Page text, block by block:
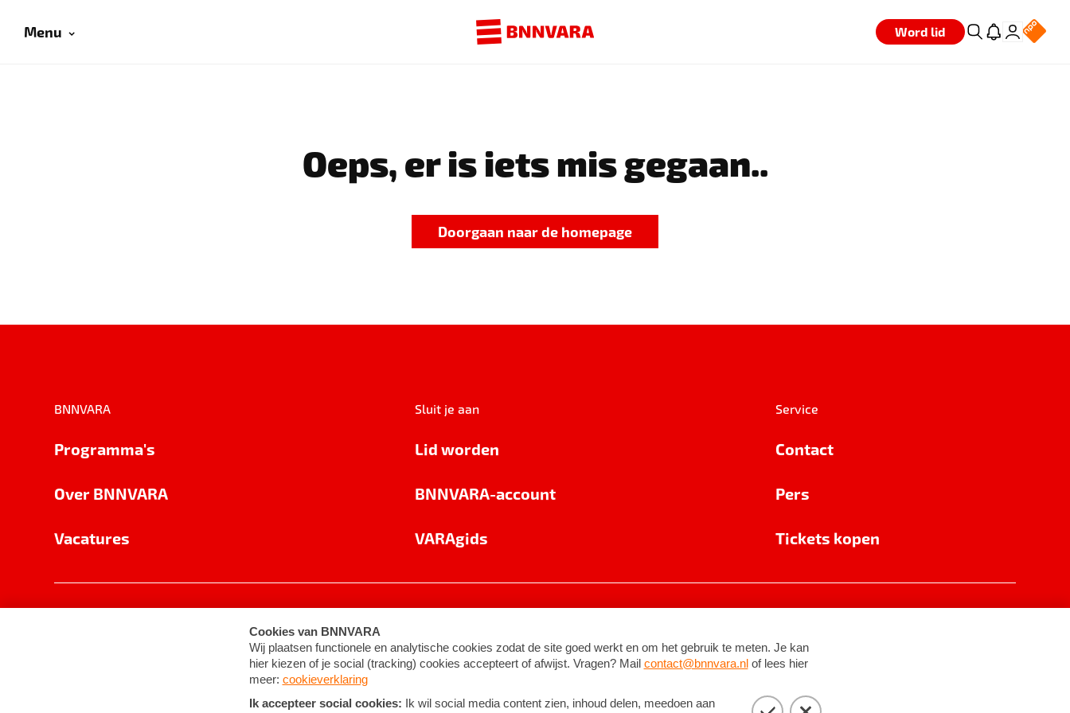
Menu Word lid
Oeps, er is iets mis gegaan..
Doorgaan naar de homepage
BNNVARA
Programma's
Over BNNVARA
Vacatures
Sluit je aan
Lid worden
BNNVARA-account
VARAgids
Service
Contact
Pers
Tickets kopen
Cookie-instellingen Algemene voorwaarden ©2026BNNVARA